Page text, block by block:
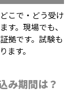
こで・どう受け
す。現場でも、
拠です。試験も
す。
み期間は？